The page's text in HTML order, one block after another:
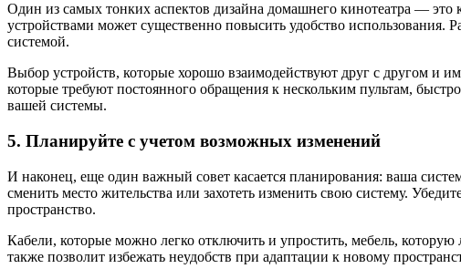
Один из самых тонких аспектов дизайна домашнего кинотеатра —
устройствами может существенно повысить удобство использования.
системой.
Выбор устройств, которые хорошо взаимодействуют друг с другом и
которые требуют постоянного обращения к нескольким пультам,
вашей системы.
5. Планируйте с учетом возможных изменений
И наконец, еще один важный совет касается планирования: ваша
сменить место жительства или захотеть изменить свою систему.
пространство.
Кабели, которые можно легко отключить и упростить, мебель,
также позволит избежать неудобств при адаптации к новому